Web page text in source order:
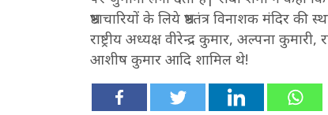
भ्रष्टाचारियों के लिये भ्रष्टतंत्र विनाशक
राष्ट्रीय अध्यक्ष वीरेन्द्र कुमार, अल्पना
आशीष कुमार आदि शामिल थे!